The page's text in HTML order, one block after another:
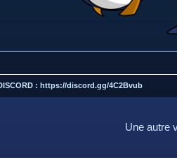
: https://discord.gg/4C2Bvub
Une autre